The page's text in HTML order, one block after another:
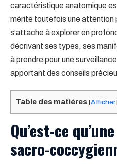
caractéristique anatomique
mérite toutefois une attention
s’attache à explorer en
décrivant ses types, ses
à prendre pour une
apportant des conseils
Table des matières [Afficher]
Qu’est-ce
sacro-